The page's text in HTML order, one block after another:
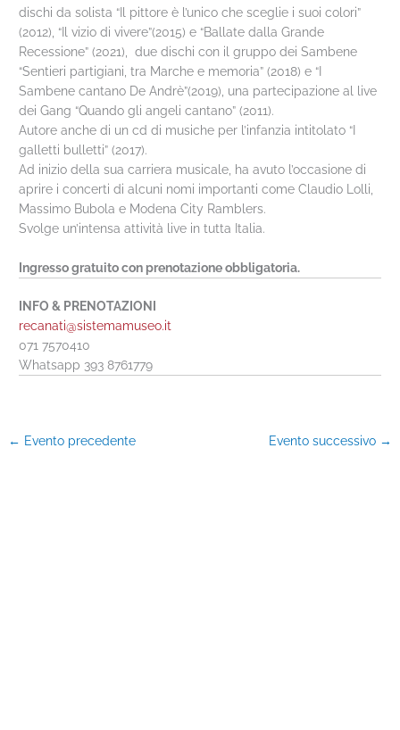
dischi da solista “Il pittore è l’unico che sceglie i suoi colori”
(2012), “Il vizio di vivere”(2015) e “Ballate dalla Grande
Recessione” (2021), due dischi con il gruppo dei Sambene
“Sentieri partigiani, tra Marche e memoria” (2018) e “I
Sambene cantano De Andrè”(2019), una partecipazione al live
dei Gang “Quando gli angeli cantano” (2011).
Autore anche di un cd di musiche per l’infanzia intitolato “I
galletti bulletti” (2017).
Ad inizio della sua carriera musicale, ha avuto l’occasione di
aprire i concerti di alcuni nomi importanti come Claudio Lolli,
Massimo Bubola e Modena City Ramblers.
Svolge un’intensa attività live in tutta Italia.
Ingresso gratuito con prenotazione obbligatoria.
INFO & PRENOTAZIONI
recanati@sistemamuseo.it
071 7570410
Whatsapp 393 8761779
← Evento precedente Evento successivo →